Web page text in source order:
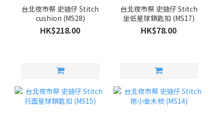
台北夜市祭 史迪仔 Stitch
cushion (MS28)
HK$218.00
台北夜市祭 史迪仔 Stitch
坐低星球鎖匙扣 (MS17)
HK$78.00